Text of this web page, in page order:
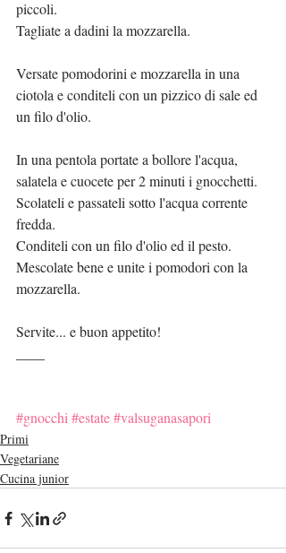
piccoli.
Tagliate a dadini la mozzarella.
Versate pomodorini e mozzarella in una
ciotola e conditeli con un pizzico di sale ed
un filo d'olio.
In una pentola portate a bollore l'acqua,
salatela e cuocete per 2 minuti i gnocchetti.
Scolateli e passateli sotto l'acqua corrente
fredda.
Conditeli con un filo d'olio ed il pesto.
Mescolate bene e unite i pomodori con la
mozzarella.
Servite... e buon appetito!
#gnocchi#estate#valsuganasapori
Primi
Vegetariane
Cucina junior